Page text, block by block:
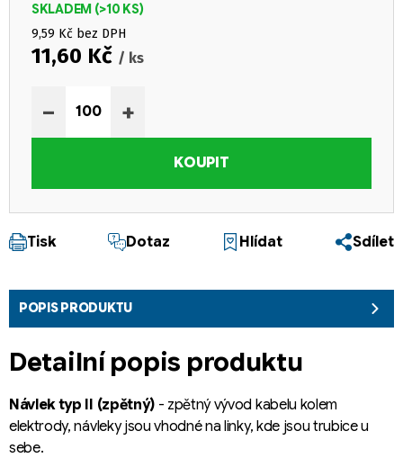
SKLADEM (>10 KS)
11,60 Kč / ks
9,59 Kč bez DPH
+
−
KOUPIT
Tisk Dotaz Hlídat Sdílet
POPIS PRODUKTU
Detailní popis produktu
Návlek typ II (zpětný)- zpětný vývod kabelu kolem
elektrody, návleky jsou vhodné na linky, kde jsou trubice u
sebe.